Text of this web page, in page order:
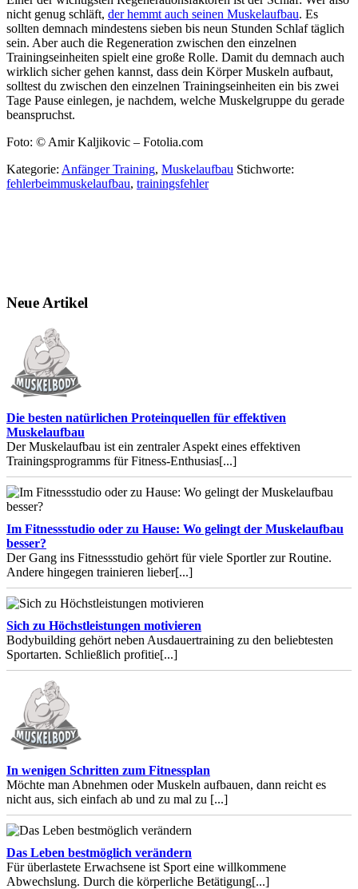
nicht genug schläft, der hemmt auch seinen Muskelaufbau. Es
sollten demnach mindestens sieben bis neun Stunden Schlaf täglich
sein. Aber auch die Regeneration zwischen den einzelnen
Trainingseinheiten spielt eine große Rolle. Damit du demnach auch
wirklich sicher gehen kannst, dass dein Körper Muskeln aufbaut,
solltest du zwischen den einzelnen Trainingseinheiten ein bis zwei
Tage Pause einlegen, je nachdem, welche Muskelgruppe du gerade
beanspruchst.
Foto: © Amir Kaljikovic – Fotolia.com
Kategorie: Anfänger Training, Muskelaufbau Stichworte:
fehlerbeimmuskelaufbau, trainingsfehler
Neue Artikel
Die besten natürlichen Proteinquellen für effektiven
Muskelaufbau
Der Muskelaufbau ist ein zentraler Aspekt eines effektiven
Trainingsprogramms für Fitness-Enthusias[...]
Im Fitnessstudio oder zu Hause: Wo gelingt der Muskelaufbau
besser?
Der Gang ins Fitnessstudio gehört für viele Sportler zur Routine.
Andere hingegen trainieren lieber[...]
Sich zu Höchstleistungen motivieren
Bodybuilding gehört neben Ausdauertraining zu den beliebtesten
Sportarten. Schließlich profitie[...]
In wenigen Schritten zum Fitnessplan
Möchte man Abnehmen oder Muskeln aufbauen, dann reicht es
nicht aus, sich einfach ab und zu mal zu [...]
Das Leben bestmöglich verändern
Für überlastete Erwachsene ist Sport eine willkommene
Abwechslung. Durch die körperliche Betätigung[...]